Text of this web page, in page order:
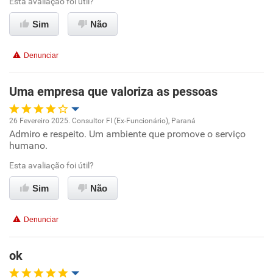
Ambiente de trabalho
Benefícios
Recomenda esta empresa
Recomenda a diretoria
Sim Não
Denunciar
Uma empresa que valoriza as pessoas
Oportunidade de promoção
Ambiente de trabalho
Conciliação com a vida familiar
Recomenda a diretoria
26 Fevereiro 2025. Consultor FI (Ex-Funcionário), Paraná
Admiro e respeito. Um ambiente que promove o serviço
humano.
Esta avaliação foi útil?
Sim Não
Denunciar
ok